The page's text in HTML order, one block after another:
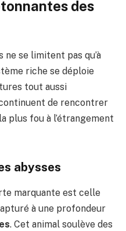
des
ne se limitent pas qu’à
riche se déploie
tout aussi
de rencontrer
plus fou à l’étrangement
abysses
marquante est celle
à une profondeur
. Cet animal soulève des